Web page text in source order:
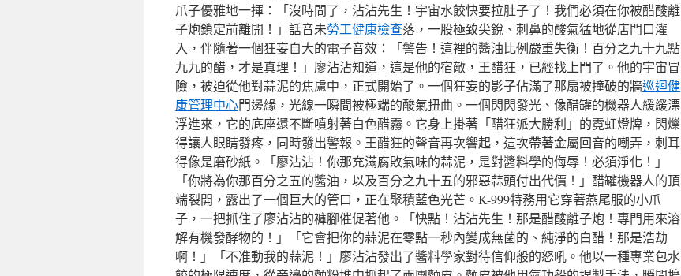
爪子優雅地一揮：「沒時間了，沾沾先生！宇宙水餃快要拉肚子了！我們必須在你被醋酸離
子炮鎖定前離開！」話音未勞工健康檢查落，一股極致尖銳、刺鼻的酸氣猛地從店門口灌
入，伴隨著一個狂妄自大的電子音效：「警告！這裡的醬油比例嚴重失衡！百分之九十九點
九九的醋，才是真理！」廖沾沾知道，這是他的宿敵，王醋狂，已經找上門了。他的宇宙冒
險，被迫從他對蒜泥的焦慮中，正式開始了。一個狂妄的影子佔滿了那扇被撞破的牆巡迴健
康管理中心門邊緣，光線一瞬間被極端的酸氣扭曲。一個閃閃發光、像醋罐的機器人緩緩漂
浮進來，它的底座還不斷噴射著白色醋霧。它身上掛著「醋狂派大勝利」的霓虹燈牌，閃爍
得讓人眼睛發疼，同時發出警報。王醋狂的聲音再次響起，這次帶著金屬回音的嘲弄，刺耳
得像是磨砂紙。「廖沾沾！你那充滿腐敗氣味的蒜泥，是對醬料學的侮辱！必須淨化！」
「你將為你那百分之五的醬油，以及百分之九十五的邪惡蒜頭付出代價！」醋罐機器人的頂
端裂開，露出了一個巨大的管口，正在聚積藍色光芒。K-999特務用它穿著燕尾服的小爪
子，一把抓住了廖沾沾的褲腳催促著他。「快點！沾沾先生！那是醋酸離子炮！專門用來溶
解有機發酵物的！」「它會把你的蒜泥在零點一秒內變成無菌的、純淨的白醋！那是浩劫
啊！」「不准動我的蒜泥！」廖沾沾發出了醬料學家對待信仰般的怒吼。他以一種專業包水